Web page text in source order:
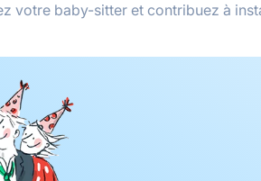
votre baby-sitter et contribuez à